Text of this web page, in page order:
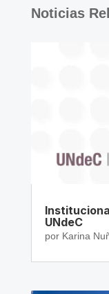
Noticias
UNdeC
por Karina